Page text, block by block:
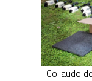
Collaudo